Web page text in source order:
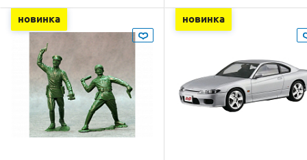
новинка новинка